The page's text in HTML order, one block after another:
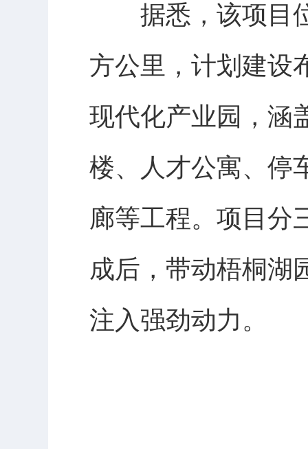
据悉，该项目位
方公里，计划建设
现代化产业园，涵
楼、人才公寓、停
廊等工程。项目分
成后，带动梧桐湖
注入强劲动力。